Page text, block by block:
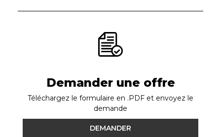
Demander une offre
Téléchargez le formulaire en .PDF et envoyez le
demande
DEMANDER